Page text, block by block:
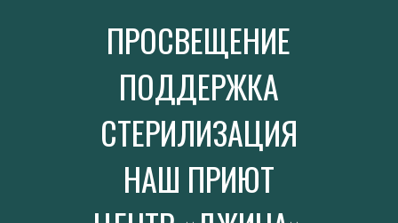
ПРОСВЕЩЕНИЕ
ПОДДЕРЖКА
СТЕРИЛИЗАЦИЯ
НАШ ПРИЮТ